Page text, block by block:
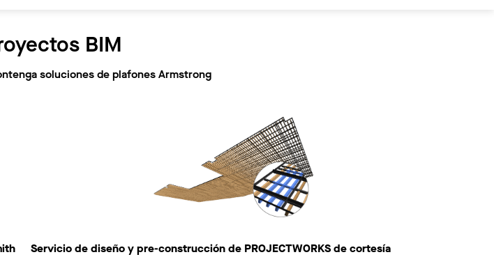
BIM
soluciones de plafones Armstrong
Servicio de diseño y pre-construcción de PROJECTWORKS de cortesía